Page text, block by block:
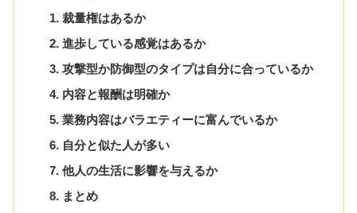
裁量権はあるか
進歩している感覚はあるか
攻撃型か防御型のタイプは自分に合っているか
内容と報酬は明確か
業務内容はバラエティーに富んでいるか
自分と似た人が多い
他人の生活に影響を与えるか
まとめ